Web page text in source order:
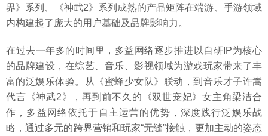
界》系列、《神武2》系列成熟的产品矩阵在端游、手游领域
内构建起了庞大的用户基础及品牌影响力。
在过去一年多的时间里，多益网络逐步推进以自研IP为核心
的品牌建设，在综艺、音乐、影视领域为游戏玩家带来了丰
富的泛娱乐体验。从《蜜蜂少女队》联动，到音乐才子许嵩
代言《神武2》，再到前不久的《双世宠妃》女主角梁洁合
作，多益网络依托于自主运营的优势，深度践行泛娱乐战
略，通过多元的跨界营销和玩家“无缝”接触，更加主动的姿态